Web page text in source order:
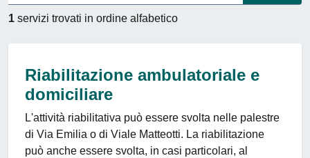
1 servizi trovati in ordine alfabetico
Riabilitazione ambulatoriale e
domiciliare
L'attività riabilitativa può essere svolta nelle palestre
di Via Emilia o di Viale Matteotti. La riabilitazione
può anche essere svolta, in casi particolari, al